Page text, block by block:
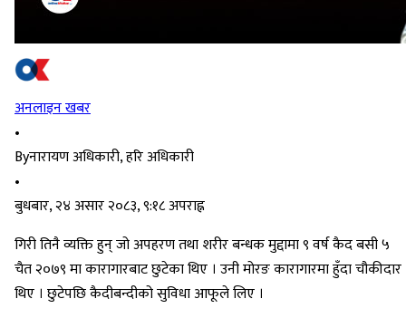
अनलाइन खबर
•
Byनारायण अधिकारी, हरि अधिकारी
•
बुधबार, २४ असार २०८३, ९:१८ अपराह्न
गिरी तिनै व्यक्ति हुन् जो अपहरण तथा शरीर बन्धक मुद्दामा ९ वर्ष कैद बसी ५
चैत २०७९ मा कारागारबाट छुटेका थिए । उनी मोरङ कारागारमा हुँदा चौकीदार
थिए । छुटेपछि कैदीबन्दीको सुविधा आफूले लिए ।